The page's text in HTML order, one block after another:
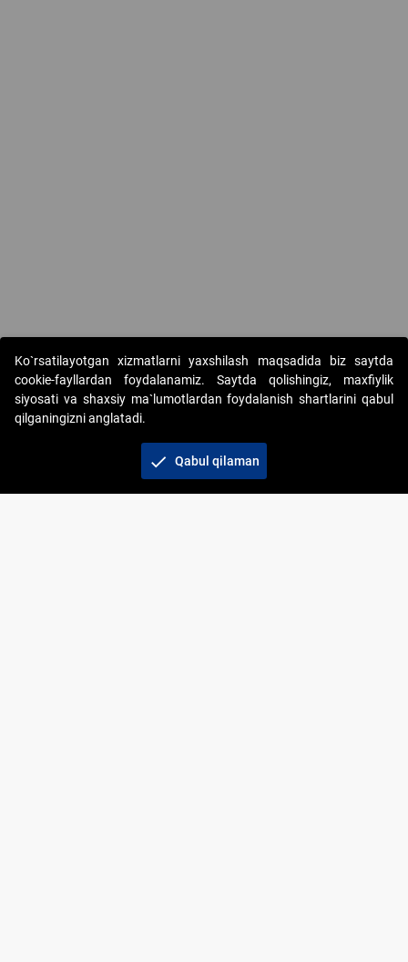
Copyright © 2017-2026. "Elektron onlayn-auksionlarni
tashkil etish" AJ. Barcha huquqlar himoyalangan
Ko`rsatilayotgan xizmatlarni yaxshilash maqsadida biz saytda
cookie-fayllardan foydalanamiz. Saytda qolishingiz, maxfiylik
siyosati va shaxsiy ma`lumotlardan foydalanish shartlarini qabul
qilganingizni anglatadi.
check Qabul qilaman